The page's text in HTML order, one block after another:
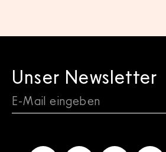
Unser Newsletter